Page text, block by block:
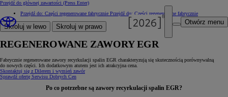
Przejdź do głównej zawartości (Press Enter)
Otwórz menu
Przejdź do: Części regenerowane fabrycznie Przejdź do: Części regenerowane fabrycznie
Skroluj w lewo Skroluj w prawo
REGENEROWANE ZAWORY EGR
Fabrycznie regenerowane zawory recyrkulacji spalin EGR charakteryzują się skutecznością porównywalną
do nowych części. Ich dodatkowym atutem jest ich atrakcyjna cena.
Skontaktuj się z Dilerem i wymień zawór
Sprawdź ofertę Serwisu Dobrych Cen
Po co potrzebne są zawory recyrkulacji spalin EGR?